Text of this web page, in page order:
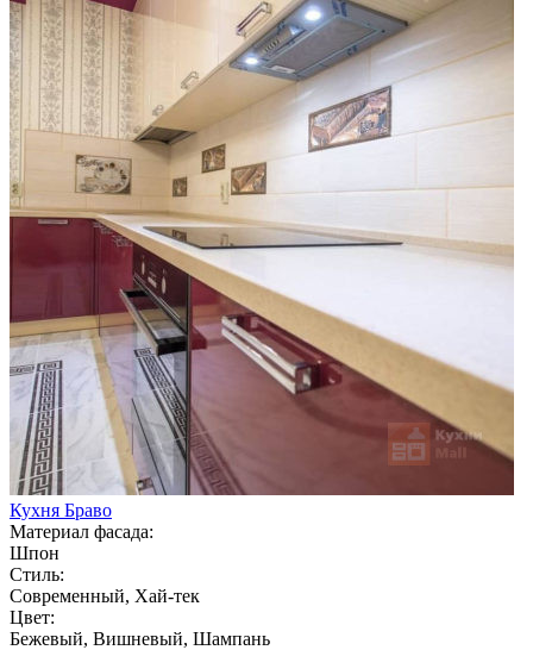
Кухня Браво
Материал фасада:
Шпон
Стиль:
Современный, Хай-тек
Цвет:
Бежевый, Вишневый, Шампань